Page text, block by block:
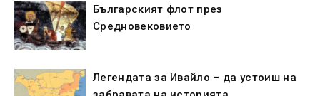
Българският флот през
Средновековието
Легендата за Ивайло – да устоиш на